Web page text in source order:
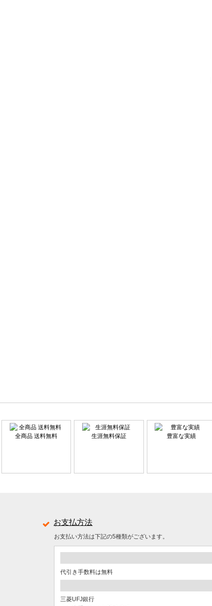
全商品 送料無料 生涯無料保証 豊富な実績
お支払方法
お支払い方法は下記の5種類がございます。
代引き手数料は無料
三菱UFJ銀行